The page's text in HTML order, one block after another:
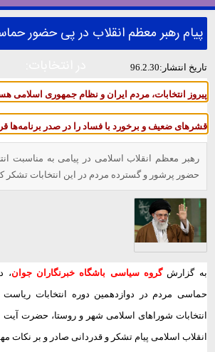
پیام رهبر معظم انقلاب در پی حضور
تاریخ انتشار:96.2.30
پیروز انتخابات، مردم ایران و نظام جمهوری اسلامی
قشرهای ضعیف و برخورد با فساد را در صدر برنامه‌ها
حضور پرشور و گسترده مردم در این انتخابات تشکر
به گزارش گروه سیاسی باشگاه خبرنگاران جوان،
حماسی مردم در دوازدهمین دوره انتخابات
انتخابات شوراهای اسلامی شهر و روستا، حضرت آیت
انقلاب اسلامی پیام تشکر و قدردانی صادر و بر نکات